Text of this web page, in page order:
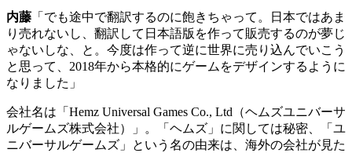
内藤 「でも途中で翻訳するのに飽きちゃって。日本ではあま
り売れないし、翻訳して日本語版を作って販売するのが夢じ
ゃないしな、と。今度は作って逆に世界に売り込んでいこう
と思って、 2018年から本格的にゲームをデザインするように
なりました」
会社名は「 Hemz Universal Games Co., Ltd （ヘムズユニバーサ
ルゲームズ株式会社）」。「ヘムズ」に関しては秘密、「ユ
ニバーサルゲームズ」という名の由来は、海外の会社が見た